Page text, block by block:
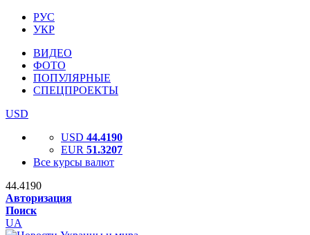
РУС
УКР
ВИДЕО
ФОТО
ПОПУЛЯРНЫЕ
СПЕЦПРОЕКТЫ
USD
USD 44.4190
EUR 51.3207
Все курсы валют
44.4190
Авторизация
Поиск
UA